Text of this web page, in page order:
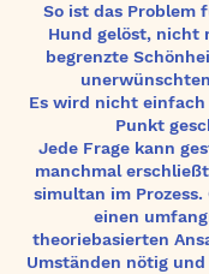
So ist das Problem
Hund gelöst, nicht
begrenzte
Es wird nicht
Punkt
Jede Frage kann
manchmal
simultan im
einen
theoriebasierten
Umständen nötig